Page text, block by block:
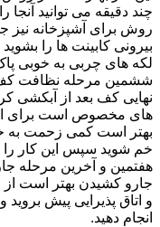
چند دقیقه می توانید آنجا
روش برای آشپزخانه نیز
بیرونی کابینت ها را
لکه های چربی به خوبی
ششمین مرحله نظافت کف
نهایی کف بعد از آبکشی
های مخصوص است برای
بهتر است کمی زحمت به
خم شوید سپس این کار را
هفتمین و آخرین مرحله
جارو کشیدن بهتر است
و اتاق پذیرایی پیش بروید
انجام دهید.